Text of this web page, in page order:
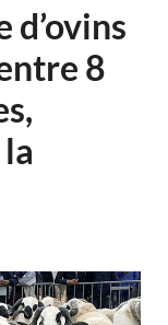
d’ovins
8